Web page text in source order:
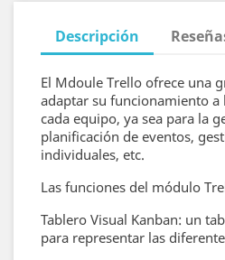
Descripción
El Mdoule Trello ofrece una
adaptar su funcionamiento a
cada equipo, ya sea para la
planificación de eventos,
individuales, etc.
Las funciones del módulo
Tablero Visual Kanban: un
para representar las